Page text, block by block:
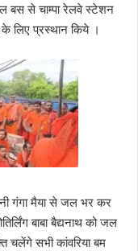
बस से चाम्पा रेलवे स्टेशन
लिए प्रस्थान किये ।
गंगा मैया से जल भर कर
बाबा बैद्यनाथ को जल
चलेंगे सभी कांवरिया बम